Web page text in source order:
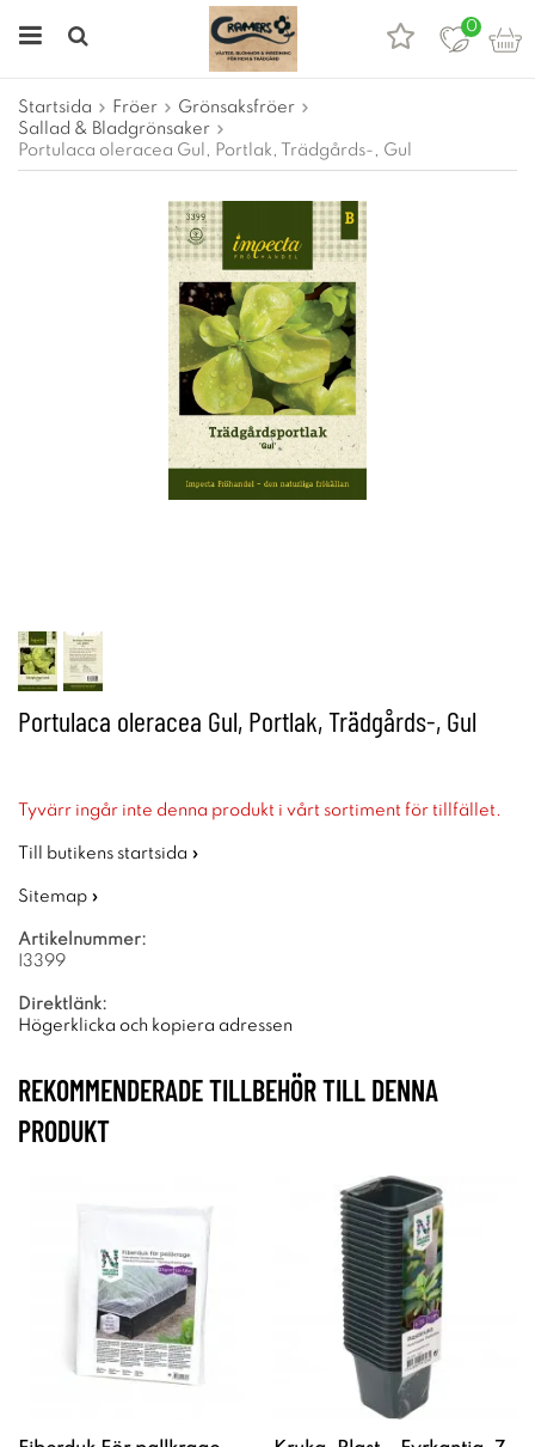
0
Startsida Fröer
Grönsaksfröer
Sallad & Bladgrönsaker
Portulaca oleracea Gul, Portlak, Trädgårds-, Gul
Portulaca oleracea Gul, Portlak, Trädgårds-, Gul
Tyvärr ingår inte denna produkt i vårt sortiment för tillfället.
Till butikens startsida »
Sitemap »
Artikelnummer:
I3399
Direktlänk:
Högerklicka och kopiera adressen
REKOMMENDERADE TILLBEHÖR TILL DENNA
PRODUKT